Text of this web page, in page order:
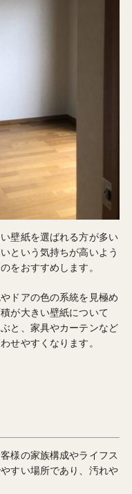
壁紙を選ばれる方が多い
という気持ちが高いよう
をおすすめします。
ドアの色の系統を見極め
が大きい壁紙について
と、家具やカーテンなど
せやすくなります。
様の家族構成やライフス
すい場所であり、汚れや